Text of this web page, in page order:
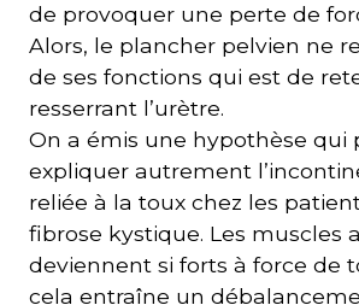
de provoquer une perte de
Alors, le plancher pelvien ne
de ses fonctions qui est de
resserrant l’urètre.
On a émis une hypothèse qui
expliquer autrement
reliée à la toux chez les
fibrose kystique. Les muscles
deviennent si forts à force de
cela entraîne un